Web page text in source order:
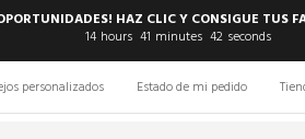
HAZ CLIC Y CONSIGUE TUS
14 hours 41 minutes 41 seconds
personalizados Estado de mi pedido